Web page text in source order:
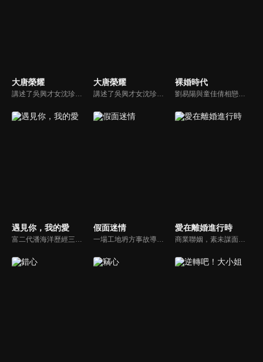
大唐榮耀 大唐榮耀
講述了吳興才女沈珍珠在經歷血海深仇、深宮爭鬥、安史之亂後與廣平王李俶不離不棄，始終堅守家國大義的故事。
裸婚時代
劉易陽與童佳倩相戀八年，決定在懷孕之際不顧家境懸殊與雙方父母的強烈反對，選擇沒房、沒車、沒鑽戒、沒婚禮的「裸婚」。兩人原以為愛情足以抵擋現實，但婚後卻發現，與易陽父母同住的壓力、兩家價值觀的衝突，以及柴米油鹽的重擔正逐步侵蝕他們的浪漫...
遇見你，我的愛
富二代潘海洋歷經三次失敗婚姻，認為金錢阻礙愛情。唯第一任妻子陸雪怡真心待他。好友伊軒勸他隱藏身份。他在酒吧對芭蕾舞演員韓夢瑤一見鍾情。便化身業務經理與她相戀。熱戀中潘海洋決定娶韓夢瑤，卻在婚前發現韓夢瑤三年前曾是自己公司員工，進而揭開伊軒與韓夢瑤為還債設局圖謀他財產的陰謀...
假面迷情
一場工地坍方事故導致尤尤家破人亡。衝動之下前去尋仇，卻誤傷安國軒之子齊東，被迫遠走他鄉。齊東暗中救她，隱瞞身世守護多年，只為揭開父親的陰謀。五年後，尤尤化名歸來，捲入星耀集團繼承權爭鬥。她與齊東歷經誤解與聯手，終查明父母冤案。真相大白，惡人伏法，兩人攜手走出黑暗，迎來光明未來。
愛在離婚進行時
商業聯姻，素未謀面的兩人在三年後都有意解除這段沒有愛情的婚姻，陰差陽錯多次相約未成，卻因一次意外發生了親密關係。兩人再次相遇，錯誤的情感表達加深了彼此的誤會。傅燕城得知盛眠就是Penny，並已懷有身孕懊悔不已，傾其一切挽回，兩人解除誤會，確認彼此真心，決定攜手一生。